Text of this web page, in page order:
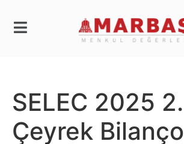
SELEC 2025 2.
Çeyrek Bilanço